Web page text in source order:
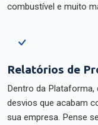
combustível e muito
Relatórios de
Dentro da
desvios que acabam
sua empresa. Pense